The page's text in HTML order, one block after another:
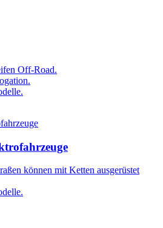
Off-Road.
können mit Ketten ausgerüstet